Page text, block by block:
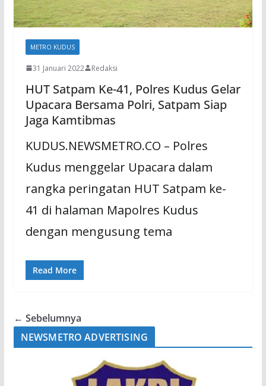
METRO KUDUS
31 Januari 2022 Redaksi
HUT Satpam Ke-41, Polres Kudus Gelar
Upacara Bersama Polri, Satpam Siap
Jaga Kamtibmas
KUDUS.NEWSMETRO.CO – Polres
Kudus menggelar Upacara dalam
rangka peringatan HUT Satpam ke-
41 di halaman Mapolres Kudus
dengan mengusung tema
Read More
← Sebelumnya
NEWSMETRO ADVERTISING